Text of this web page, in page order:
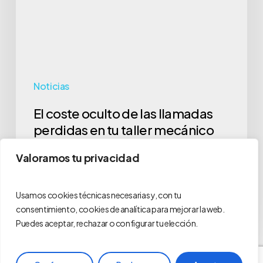
Valoramos tu privacidad
Usamos cookies técnicas necesarias y, con tu
consentimiento, cookies de analítica para mejorar la web.
Puedes aceptar, rechazar o configurar tu elección.
Noticias
mecánico
El coste oculto de las llamadas
perdidas en tu taller mecánico
sonar. Un cliente nuevo…
optimaproia
24/02/2026